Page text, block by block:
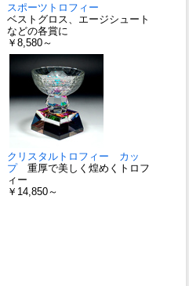
スポーツトロフィー
ベストグロス、エージシュート
などの各賞に
￥8,580～
クリスタルトロフィー カッ
プ重厚で美しく煌めくトロフ
ィー
￥14,850～